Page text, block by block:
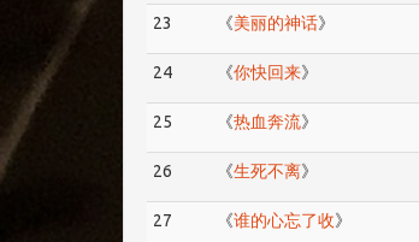
23 《美丽的神话》
24 《你快回来》
25 《热血奔流》
26 《生死不离》
27 《谁的心忘了收》